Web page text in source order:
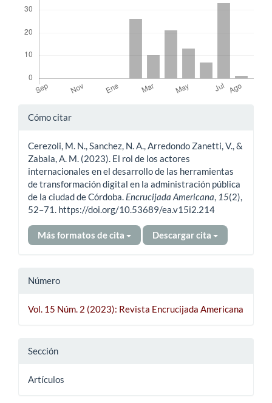
Detalles
artículo
Cómo citar
Cerezoli, M. N., Sanchez, N. A., Arredondo Zanetti, V., &
Zabala, A. M. (2023). El rol de los actores
internacionales en el desarrollo de las herramientas
de transformación digital en la administración pública
de la ciudad de Córdoba. Encrucijada Americana, 15(2),
52–71. https://doi.org/10.53689/ea.v15i2.214
Más formatos de cita Descargar cita
Número
Vol. 15 Núm. 2 (2023): Revista Encrucijada Americana
Sección
Artículos